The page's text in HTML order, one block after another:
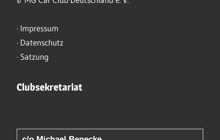
· Impressum
· Datenschutz
· Satzung
Clubsekretariat